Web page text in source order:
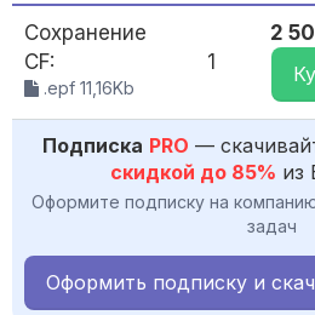
Сохранение
CF:
.epf 11,16Kb
1
2
Подписка PRO —
скидкой до 85% из
Оформите подписку на
задач
Оформить подписку и